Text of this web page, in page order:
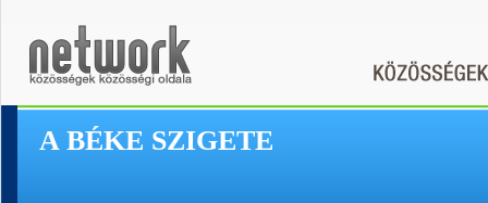
A BÉKE SZIGETE